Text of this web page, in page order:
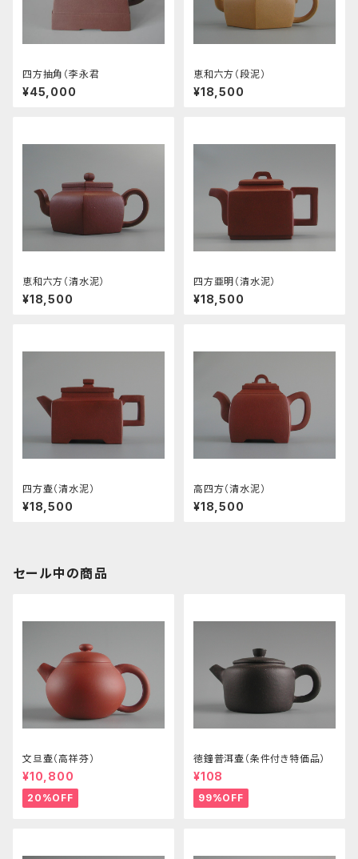
四方抽角（李永君
¥45,000
恵和六方（段泥）
¥18,500
恵和六方（清水泥）
¥18,500
四方亜明（清水泥）
¥18,500
四方壷（清水泥）
¥18,500
高四方（清水泥）
¥18,500
セール中の商品
文旦壷（高祥芬）
¥10,800
20%OFF
徳鐘普洱壷（条件付き特価品）
¥108
99%OFF